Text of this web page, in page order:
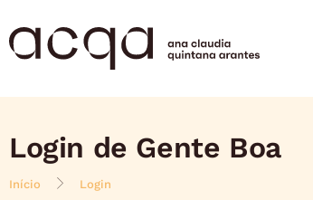
Login de Gente Boa
Início Login